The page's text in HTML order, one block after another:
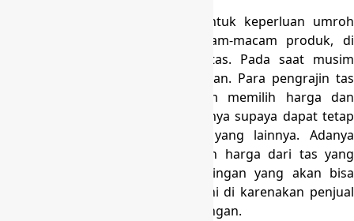
Produk dari pabrik tas koper untuk keperluan umroh
ataupun haji tediri dari bermacam-macam produk, di
antaranya yaitu troley maupun tas. Pada saat musim
umroh ataupun haji akan dijalankan. Para pengrajin tas
haji akan berlomba-lomba dalam memilih harga dan
kualitas dari tas yang di produksinya supaya dapat tetap
bersaing dengan pengrajin tas yang lainnya. Adanya
persaingan berkaitan kualitas dan harga dari tas yang
tentunya akan menjadikan persaingan yang akan bisa
menguntungkan konsumen. Hal ini di karenakan penjual
akan terus memperbanyak keuntungan.